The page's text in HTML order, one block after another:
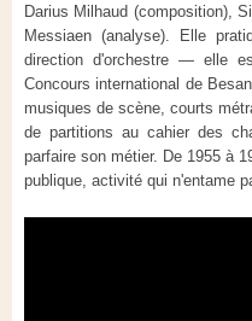
Darius Milhaud (composition),
Messiaen (analyse). Elle
direction d'orchestre — elle
Concours international de
musiques de scène, courts
de partitions au cahier des
parfaire son métier. De 1955 à
publique, activité qui n'entame